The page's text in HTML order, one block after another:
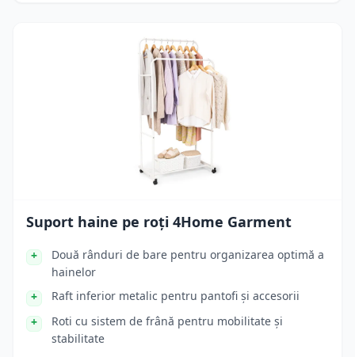
Suport haine pe roți 4Home Garment
Două rânduri de bare pentru organizarea optimă a
hainelor
Raft inferior metalic pentru pantofi și accesorii
Roti cu sistem de frână pentru mobilitate și
stabilitate